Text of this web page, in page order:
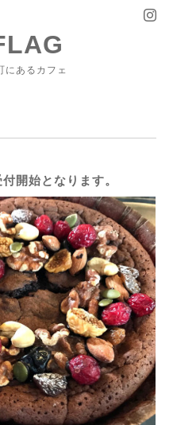
にあるカフェ
開始となります。